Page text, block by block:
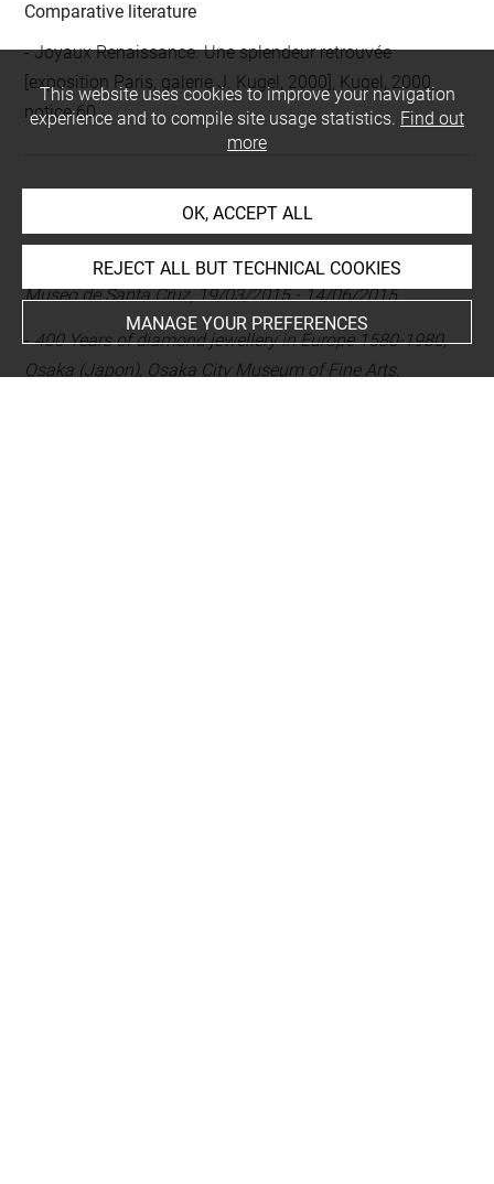
Comparative literature
- Joyaux Renaissance. Une splendeur retrouvée
[exposition Paris, galerie J. Kugel, 2000], Kugel, 2000,
notice 60
Spanish costume in the Golden Age, Tolède (Espagne),
Museo de Santa Cruz, 19/03/2015 - 14/06/2015
-400 Years of diamond jewellery in Europe 1580-1980,
Osaka (Japon), Osaka City Museum of Fine Arts,
This website uses cookies to improve your navigation
experience and to compile site usage statistics. Find out
more
OK, ACCEPT ALL
REJECT ALL BUT TECHNICAL COOKIES
MANAGE YOUR PREFERENCES